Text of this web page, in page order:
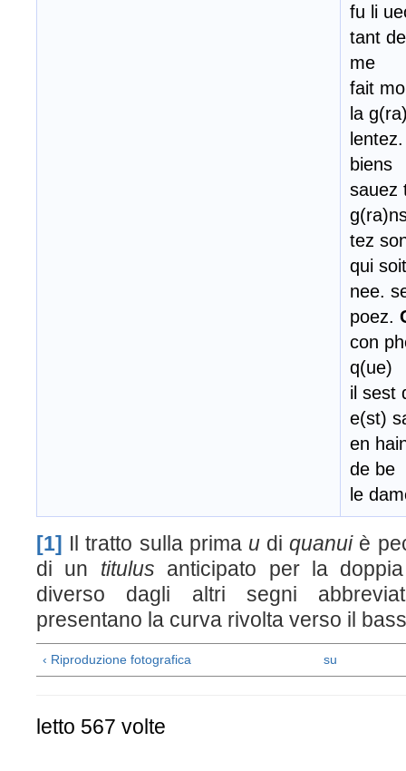
fu li
tant
me
fait
la
biens
sauez
tez
qui soit
nee.
poez.
con
q(ue)
il sest
e(st)
en
de be
le
[1] Il tratto sulla prima u diquanui è
di un titulus anticipato per la
diverso dagli altri segni
presentano la curva rivolta verso il
‹ Riproduzione fotografica su
letto 567 volte